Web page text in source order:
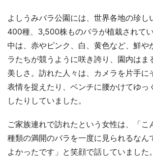
よしうみバラ公園には、世界各地の珍し
400種、3,500株ものバラが植栽されて
中は、赤やピンク、白、黄色など、鮮や
ラたちが競うように咲き誇り、園内はま
美しさ。訪れた人々は、カメラを片手に
表情を捉えたり、ベンチに腰かけてゆっ
したりしていました。
ご家族連れで訪れたという女性は、「こ
種類の満開のバラを一度に見られるなん
よかったです」と笑顔で話していました。